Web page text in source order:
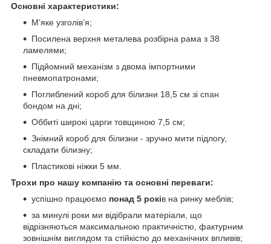
Основні характеристики:
М’яке узголів’я;
Посилена верхня металева розбірна рама з 38
ламелями;
Підйомний механізм з двома імпортними
пневмопатронами;
Поглиблений короб для білизни 18,5 см зі спан
бондом на дні;
Оббиті широкі царги товщиною 7,5 см;
Знімний короб для білизни - зручно мити підлогу,
складати білизну;
Пластикові ніжки 5 мм.
Трохи про нашу компанію та основні переваги:
успішно працюємо понад 5 років на ринку меблів;
за минулі роки ми відібрали матеріали, що
відрізняються максимальною практичністю, фактурним
зовнішнім виглядом та стійкістю до механічних впливів;